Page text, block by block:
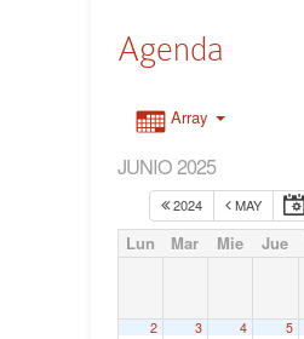
Agenda
Array
JUNIO 2025
2024 MAY
Lun Mar Mie Jue
2 3 4 5